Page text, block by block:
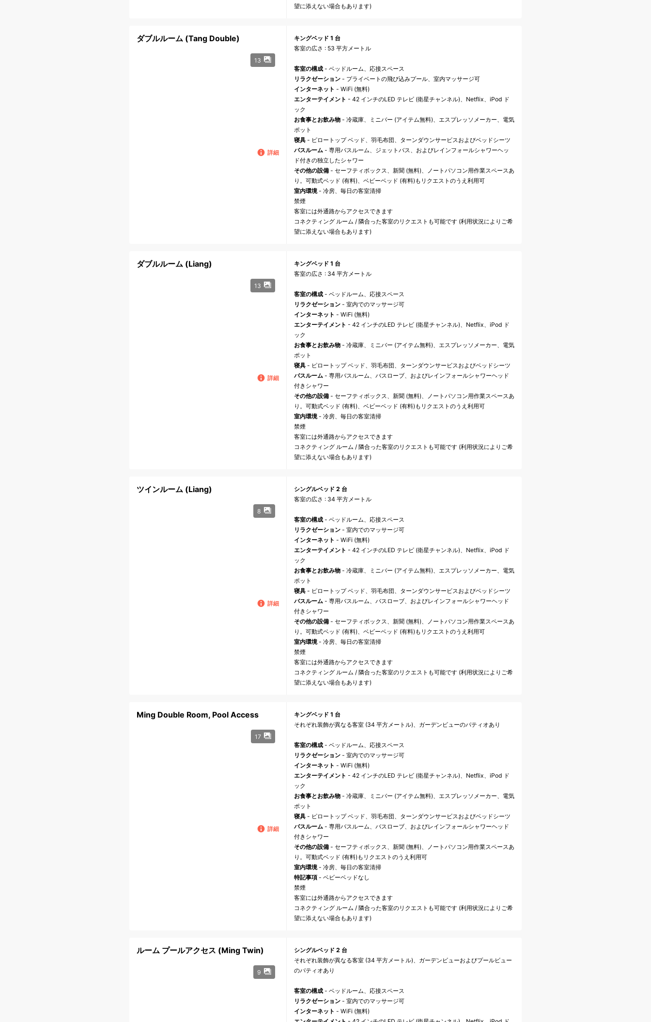
望に添えない場合もあります)
ダブルルーム (Tang Double)
13
詳細
キングベッド 1 台
客室の広さ : 53 平方メートル
客室の構成- ベッドルーム、応接スペース
リラクゼーション- プライベートの飛び込みプール、室内マッサージ可
インターネット - WiFi (無料)
エンターテイメント - 42 インチのLED テレビ (衛星チャンネル)、Netflix、iPod ド
ック
お食事とお飲み物- 冷蔵庫、ミニバー (アイテム無料)、エスプレッソメーカー、電気
ポット
寝具- ピロートップ ベッド、羽毛布団、ターンダウンサービスおよびベッドシーツ
バスルーム- 専用バスルーム、ジェットバス、およびレインフォールシャワーヘッ
ド付きの独立したシャワー
その他の設備- セーフティボックス、新聞 (無料)、ノートパソコン用作業スペースあ
り。可動式ベッド (有料)、ベビーベッド (有料)もリクエストのうえ利用可
室内環境- 冷房、毎日の客室清掃
禁煙
客室には外通路からアクセスできます
コネクティング ルーム / 隣合った客室のリクエストも可能です (利用状況によりご希
望に添えない場合もあります)
ダブルルーム (Liang)
13
詳細
キングベッド 1 台
客室の広さ : 34 平方メートル
客室の構成- ベッドルーム、応接スペース
リラクゼーション- 室内でのマッサージ可
インターネット - WiFi (無料)
エンターテイメント - 42 インチのLED テレビ (衛星チャンネル)、Netflix、iPod ド
ック
お食事とお飲み物- 冷蔵庫、ミニバー (アイテム無料)、エスプレッソメーカー、電気
ポット
寝具- ピロートップ ベッド、羽毛布団、ターンダウンサービスおよびベッドシーツ
バスルーム- 専用バスルーム、バスローブ、およびレインフォールシャワーヘッド
付きシャワー
その他の設備- セーフティボックス、新聞 (無料)、ノートパソコン用作業スペースあ
り。可動式ベッド (有料)、ベビーベッド (有料)もリクエストのうえ利用可
室内環境- 冷房、毎日の客室清掃
禁煙
客室には外通路からアクセスできます
コネクティング ルーム / 隣合った客室のリクエストも可能です (利用状況によりご希
望に添えない場合もあります)
ツインルーム (Liang)
8
詳細
シングルベッド 2 台
客室の広さ : 34 平方メートル
客室の構成- ベッドルーム、応接スペース
リラクゼーション- 室内でのマッサージ可
インターネット - WiFi (無料)
エンターテイメント - 42 インチのLED テレビ (衛星チャンネル)、Netflix、iPod ド
ック
お食事とお飲み物- 冷蔵庫、ミニバー (アイテム無料)、エスプレッソメーカー、電気
ポット
寝具- ピロートップ ベッド、羽毛布団、ターンダウンサービスおよびベッドシーツ
バスルーム- 専用バスルーム、バスローブ、およびレインフォールシャワーヘッド
付きシャワー
その他の設備- セーフティボックス、新聞 (無料)、ノートパソコン用作業スペースあ
り。可動式ベッド (有料)、ベビーベッド (有料)もリクエストのうえ利用可
室内環境- 冷房、毎日の客室清掃
禁煙
客室には外通路からアクセスできます
コネクティング ルーム / 隣合った客室のリクエストも可能です (利用状況によりご希
望に添えない場合もあります)
Ming Double Room, Pool Access
17
詳細
キングベッド 1 台
それぞれ装飾が異なる客室 (34 平方メートル)、ガーデンビューのパティオあり
客室の構成- ベッドルーム、応接スペース
リラクゼーション- 室内でのマッサージ可
インターネット - WiFi (無料)
エンターテイメント - 42 インチのLED テレビ (衛星チャンネル)、Netflix、iPod ド
ック
お食事とお飲み物- 冷蔵庫、ミニバー (アイテム無料)、エスプレッソメーカー、電気
ポット
寝具- ピロートップ ベッド、羽毛布団、ターンダウンサービスおよびベッドシーツ
バスルーム- 専用バスルーム、バスローブ、およびレインフォールシャワーヘッド
付きシャワー
その他の設備- セーフティボックス、新聞 (無料)、ノートパソコン用作業スペースあ
り。可動式ベッド (有料)もリクエストのうえ利用可
室内環境- 冷房、毎日の客室清掃
特記事項- ベビーベッドなし
禁煙
客室には外通路からアクセスできます
コネクティング ルーム / 隣合った客室のリクエストも可能です (利用状況によりご希
望に添えない場合もあります)
ルーム プールアクセス (Ming Twin)
9
シングルベッド 2 台
それぞれ装飾が異なる客室 (34 平方メートル)、ガーデンビューおよびプールビュー
のパティオあり
客室の構成- ベッドルーム、応接スペース
リラクゼーション- 室内でのマッサージ可
インターネット - WiFi (無料)